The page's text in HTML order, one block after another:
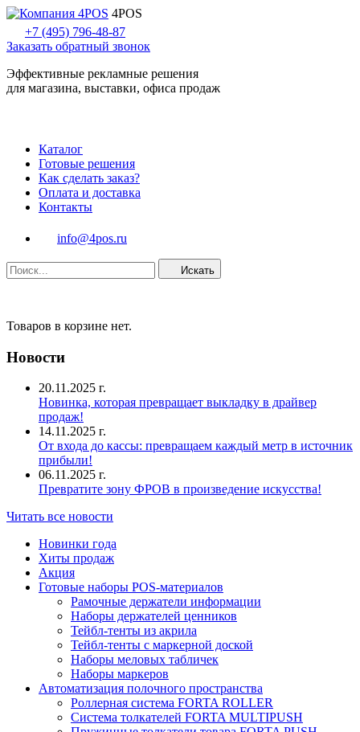
4POS
+7 (495) 796-48-87
Заказать обратный звонок
Эффективные рекламные решения
для магазина, выставки, офиса продаж
Каталог
Готовые решения
Как сделать заказ?
Оплата и доставка
Контакты
info@4pos.ru
Искать
Товаров в корзине нет.
Новости
20.11.2025 г.
Новинка, которая превращает выкладку в драйвер
продаж!
14.11.2025 г.
От входа до кассы: превращаем каждый метр в источник
прибыли!
06.11.2025 г.
Превратите зону ФРОВ в произведение искусства!
Читать все новости
Новинки года
Хиты продаж
Акция
Готовые наборы POS-материалов
Рамочные держатели информации
Наборы держателей ценников
Тейбл-тенты из акрила
Тейбл-тенты с маркерной доской
Наборы меловых табличек
Наборы маркеров
Автоматизация полочного пространства
Роллерная система FORTA ROLLER
Система толкателей FORTA MULTIPUSH